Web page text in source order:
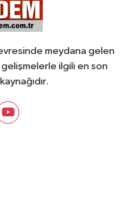
meydana gelen
ilgili en son